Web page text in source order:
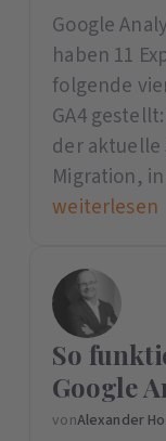
Google
haben 11
folgende
GA4
der
Migration,
weiterlesen
So
Google
vonAlexander